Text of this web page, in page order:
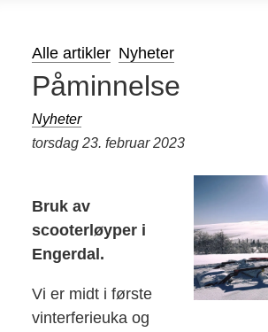
Alle artikler Nyheter
Påminnelse
Nyheter
torsdag 23. februar 2023
Bruk av
scooterløyper i
Engerdal.
Vi er midt i første
vinterferieuka og